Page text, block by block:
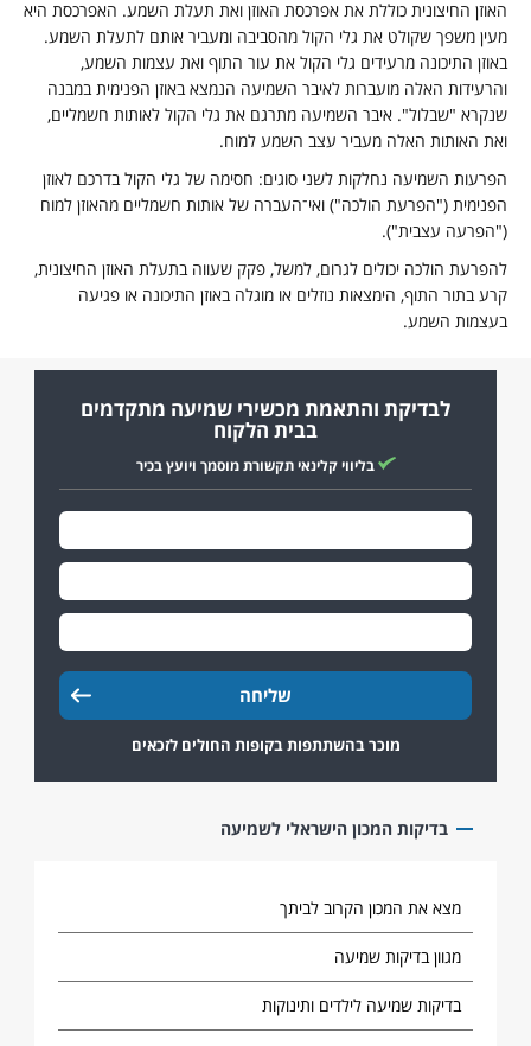
החיצונית כוללת את אפרכסת האוזן ואת תעלת השמע. האפרכסת היא
משפך שקולט את גלי הקול מהסביבה ומעביר אותם לתעלת השמע.
התיכונה מרעידים גלי הקול את עור התוף ואת עצמות השמע,
האלה מועברות לאיבר השמיעה הנמצא באוזן הפנימית במבנה
"שבלול". איבר השמיעה מתרגם את גלי הקול לאותות חשמליים,
האותות האלה מעביר עצב השמע למוח.
השמיעה נחלקות לשני סוגים: חסימה של גלי הקול בדרכם לאוזן
("הפרעת הולכה") ואי־העברה של אותות חשמליים מהאוזן למוח
עצבית").
הולכה יכולים לגרום, למשל, פקק שעווה בתעלת האוזן החיצונית,
בתור התוף, הימצאות נוזלים או מוגלה באוזן התיכונה או פגיעה
השמע.
לבדיקת והתאמת מכשירי שמיעה מתקדמים
בבית הלקוח
בליווי קלינאי תקשורת מוסמך ויועץ בכיר
מוכר בהשתתפות בקופות החולים לזכאים
בדיקות המכון הישראלי לשמיעה
מצא את המכון הקרוב לביתך
מגוון בדיקות שמיעה
בדיקות שמיעה לילדים ותינוקות